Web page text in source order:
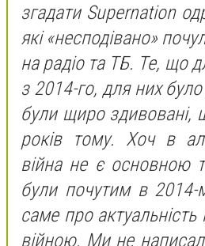
згадати Supernation
які «несподівано»
на радіо та ТБ. Те, що
з 2014-го, для них
були щиро здивовані,
років тому. Хоч в
війна не є основною
були почутим в
саме про актуальність
війною. Ми не